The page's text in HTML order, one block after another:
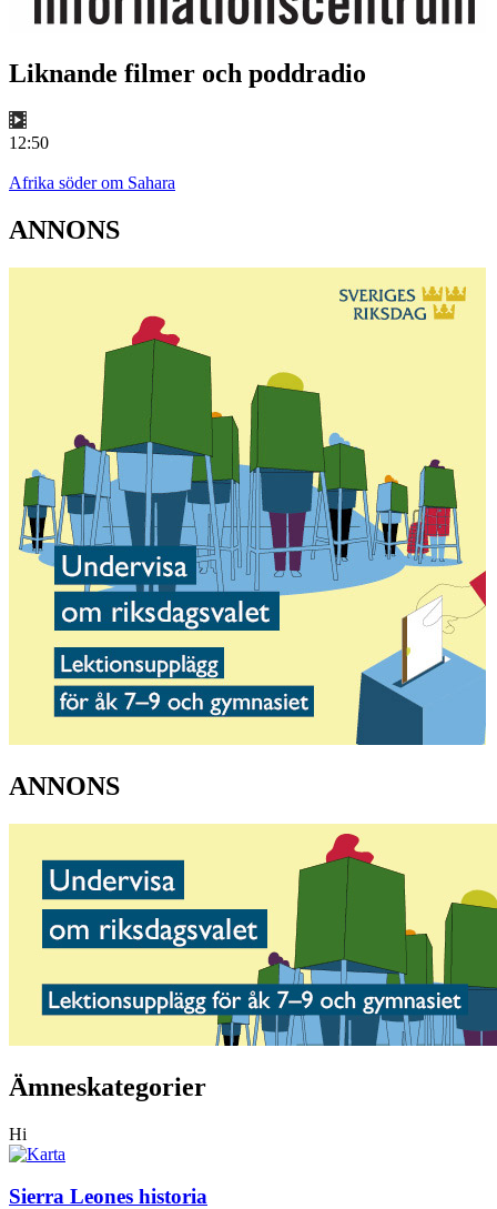
Liknande filmer och poddradio
12:50
Afrika söder om Sahara
ANNONS
ANNONS
Ämneskategorier
Hi
Sierra Leones historia